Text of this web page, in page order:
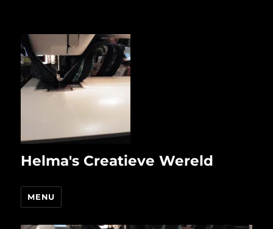
Helma's Creatieve Wereld
MENU